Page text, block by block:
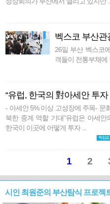
벡스코 부산
26일 부산 벡스코
객들이 전통부채에
“유럽, 한국의 對아세안 투자
- 아세안 5% 이상 고성장에 주목- 문
북한 중계 역할 기대“유럽은 아세
한국이 이곳에 어떻게 투자 ...
1 2
시인 최원준의 부산탐식 프로젝